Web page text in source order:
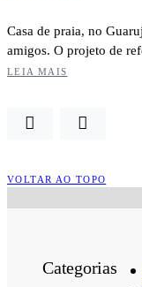
Casa de praia, no
amigos. O projeto de
LEIA MAIS
VOLTAR AO TOPO
Categorias